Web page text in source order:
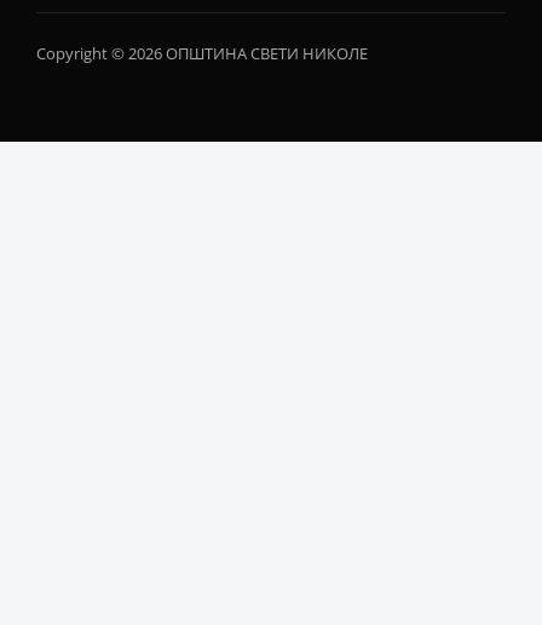
Copyright © 2026 ОПШТИНА СВЕТИ НИКОЛЕ